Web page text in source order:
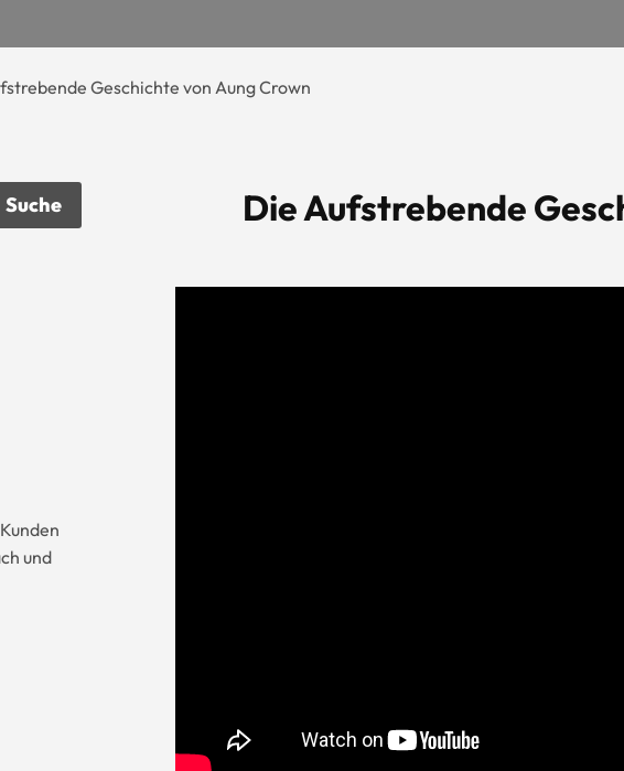
Geschichte von Aung Crown
Suche
und
Die Aufstrebende